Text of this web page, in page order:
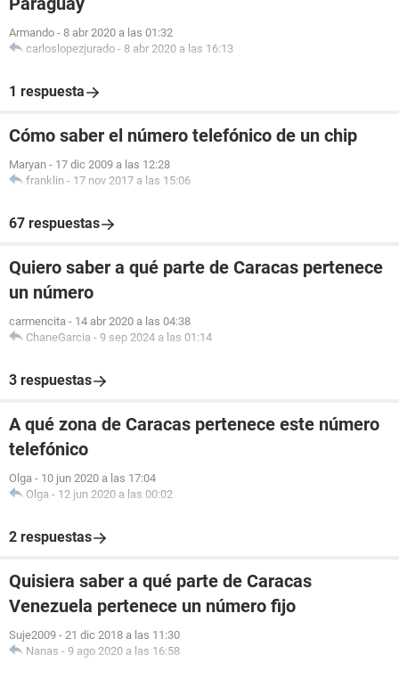
Armando - 8 abr 2020 a las 01:32
carloslopezjurado - 8 abr 2020 a las 16:13
1 respuesta
Cómo saber el número telefónico de un chip
Maryan - 17 dic 2009 a las 12:28
franklin - 17 nov 2017 a las 15:06
67 respuestas
Quiero saber a qué parte de Caracas pertenece
un número
carmencita - 14 abr 2020 a las 04:38
ChaneGarcia - 9 sep 2024 a las 01:14
3 respuestas
A qué zona de Caracas pertenece este número
telefónico
Olga - 10 jun 2020 a las 17:04
Olga - 12 jun 2020 a las 00:02
2 respuestas
Quisiera saber a qué parte de Caracas
Venezuela pertenece un número fijo
Suje2009 - 21 dic 2018 a las 11:30
Nanas - 9 ago 2020 a las 16:58